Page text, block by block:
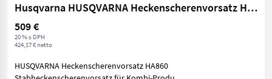
Husqvarna HUSQVARNA Heckenscherenvorsatz HA860
509 €
20 % s DPH
424,17 € netto
HUSQVARNA Heckenscherenvorsatz HA860